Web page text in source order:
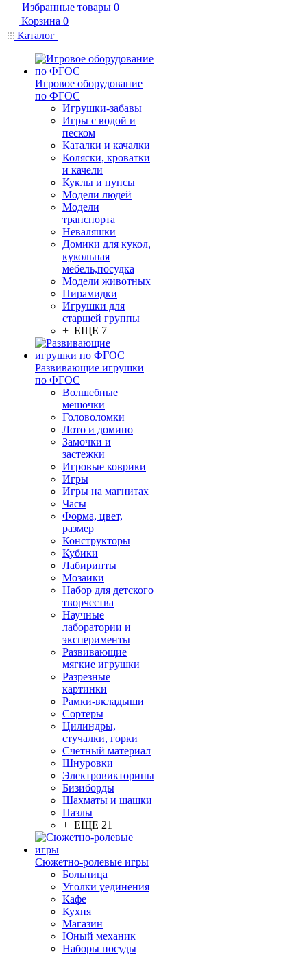
Избранные товары 0
Корзина 0
Каталог
Игровое оборудование
по ФГОС
Игрушки-забавы
Игры с водой и
песком
Каталки и качалки
Коляски, кроватки
и качели
Куклы и пупсы
Модели людей
Модели
транспорта
Неваляшки
Домики для кукол,
кукольная
мебель,посудка
Модели животных
Пирамидки
Игрушки для
старшей группы
+ ЕЩЕ 7
Развивающие игрушки
по ФГОС
Волшебные
мешочки
Головоломки
Лото и домино
Замочки и
застежки
Игровые коврики
Игры
Игры на магнитах
Часы
Форма, цвет,
размер
Конструкторы
Кубики
Лабиринты
Мозаики
Набор для детского
творчества
Научные
лаборатории и
эксперименты
Развивающие
мягкие игрушки
Разрезные
картинки
Рамки-вкладыши
Сортеры
Цилиндры,
стучалки, горки
Счетный материал
Шнуровки
Электровикторины
Бизиборды
Шахматы и шашки
Пазлы
+ ЕЩЕ 21
Сюжетно-ролевые игры
Больница
Уголки уединения
Кафе
Кухня
Магазин
Юный механик
Наборы посуды